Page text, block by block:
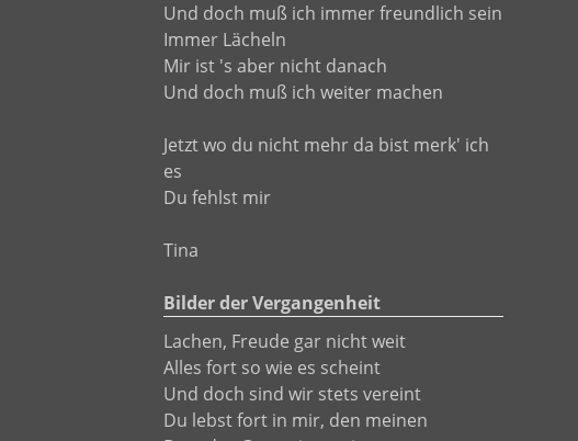
Und doch muß ich immer freundlich sein
Immer Lächeln
Mir ist 's aber nicht danach
Und doch muß ich weiter machen
Jetzt wo du nicht mehr da bist merk' ich
es
Du fehlst mir
Tina
Bilder der Vergangenheit
Lachen, Freude gar nicht weit
Alles fort so wie es scheint
Und doch sind wir stets vereint
Du lebst fort in mir, den meinen